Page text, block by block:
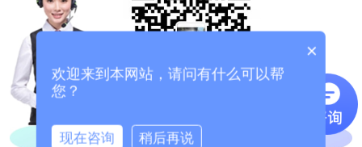
×
欢迎来到本网站，请问有什么可以帮
您？
现在咨询 稍后再说